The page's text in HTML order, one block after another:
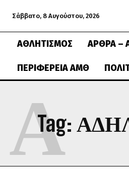
Σάββατο, 8 Αυγούστου, 2026
ΑΘΛΗΤΙΣΜΌΣ ΆΡΘΡΑ –
ΠΕΡΙΦΈΡΕΙΑ ΑΜΘ
Tag:
Α